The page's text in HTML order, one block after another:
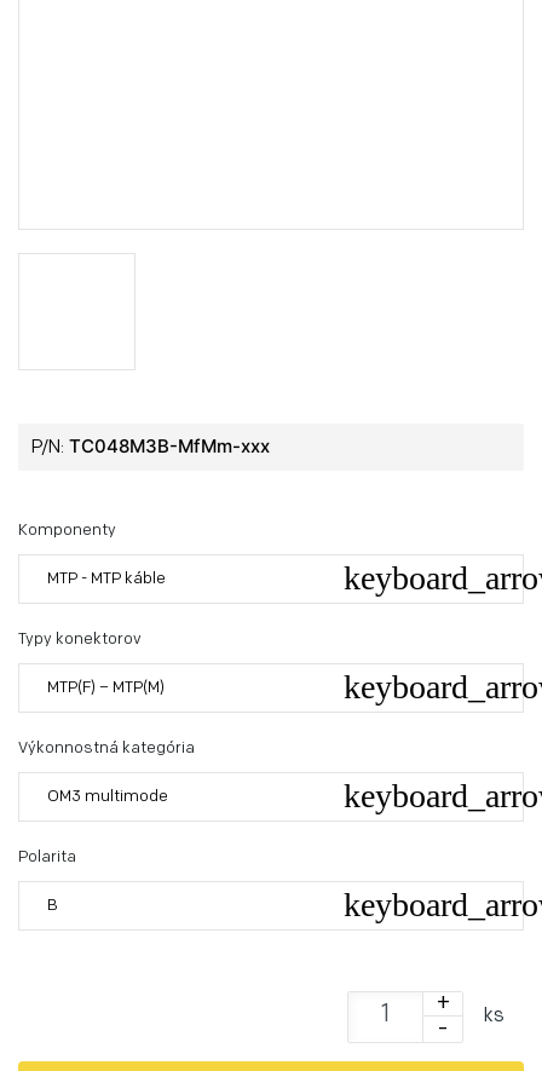
P/N: TC048M3B-MfMm-xxx
Komponenty
MTP - MTP káble
Typy konektorov
MTP(F) – MTP(M)
Výkonnostná kategória
OM3 multimode
Polarita
B
+
-
ks